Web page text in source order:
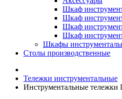
Шкаф
Шкаф
Шкаф
Шкаф
Шкафы
Столы производственные
Тележки инструментальные
Инструментальные тележки